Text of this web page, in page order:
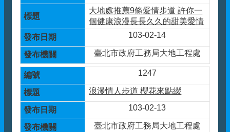
大地處推薦9條愛情步道 許你一
個健康浪漫長長久久的甜美愛情
103-02-14
臺北市政府工務局大地工程處
1247
浪漫情人步道 櫻花來點綴
103-02-13
臺北市政府工務局大地工程處